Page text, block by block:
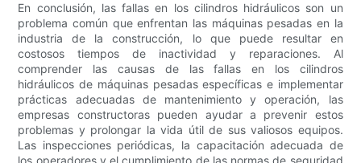
En conclusión, las fallas en los cilindros hidráulicos son un
problema común que enfrentan las máquinas pesadas en la
industria de la construcción, lo que puede resultar en
costosos tiempos de inactividad y reparaciones. Al
comprender las causas de las fallas en los cilindros
hidráulicos de máquinas pesadas específicas e implementar
prácticas adecuadas de mantenimiento y operación, las
empresas constructoras pueden ayudar a prevenir estos
problemas y prolongar la vida útil de sus valiosos equipos.
Las inspecciones periódicas, la capacitación adecuada de